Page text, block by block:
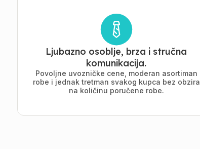
Ljubazno osoblje, brza i stručna
komunikacija.
Povoljne uvozničke cene, moderan asortiman
robe i jednak tretman svakog kupca bez obzira
na količinu poručene robe.